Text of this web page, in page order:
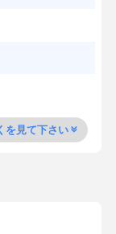
を見て下さい